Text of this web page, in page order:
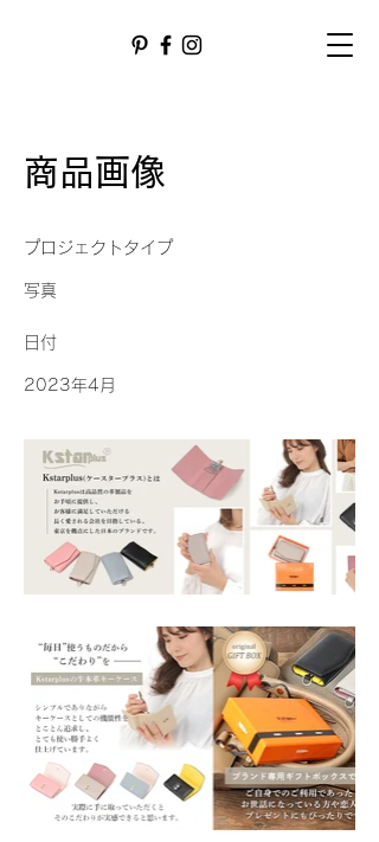
商品画像
プロジェクトタイプ
写真
日付
2023年4月